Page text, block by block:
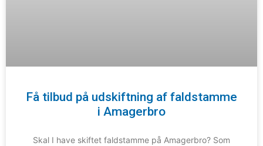
Få tilbud på udskiftning af faldstamme
i Amagerbro
Skal I have skiftet faldstamme på Amagerbro? Som